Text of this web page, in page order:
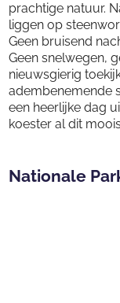
prachtige natuur.
liggen op
Geen bruisend
Geen snelwegen,
nieuwsgierig
adembenemende
een heerlijke dag
koester al dit
Nationale